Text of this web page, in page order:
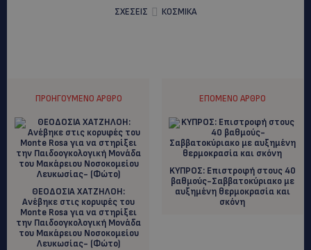
ΣΧΕΣΕΙΣ
ΚΟΣΜΙΚΑ
ΠΡΟΗΓΟΎΜΕΝΟ ΆΡΘΡΟ
ΘΕΟΔΟΣΙΑ ΧΑΤΖΗΛΟΗ:
Ανέβηκε στις κορυφές του
Monte Rosa για να στηρίξει
την Παιδοογκολογική Μονάδα
του Μακάρειου Νοσοκομείου
Λευκωσίας- (Φώτο)
ΕΠΌΜΕΝΟ ΆΡΘΡΟ
KYΠΡΟΣ: Επιστροφή στους 40
βαθμούς-Σαββατοκύριακο με
αυξημένη θερμοκρασία και
σκόνη